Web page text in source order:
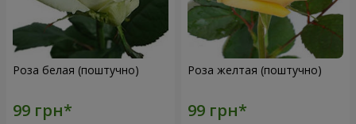
Роза белая (поштучно) Роза желтая (поштучно)